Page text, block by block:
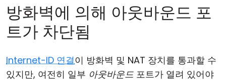
방화벽에 의해 아웃바운드 포
트가 차단됨
Internet-ID 연결이 방화벽 및 NAT 장치를 통과할 수
있지만, 여전히 일부 아웃바운드 포트가 열려 있어야